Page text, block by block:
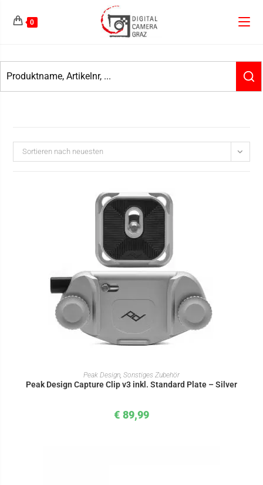
0
Sortieren nach neuesten
IN DEN WARENKORB
Peak Design Sonstiges Zubehör
Peak Design Capture Clip v3 inkl. Standard Plate – Silver
€ 89,99